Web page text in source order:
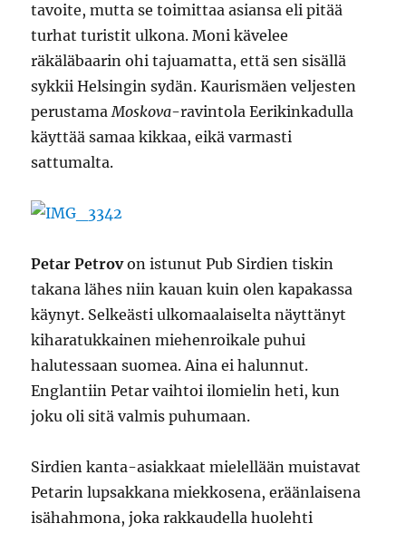
tavoite, mutta se toimittaa asiansa eli pitää
turhat turistit ulkona. Moni kävelee
räkäläbaarin ohi tajuamatta, että sen sisällä
sykkii Helsingin sydän. Kaurismäen veljesten
perustamaMoskova-ravintola Eerikinkadulla
käyttää samaa kikkaa, eikä varmasti
sattumalta.
Petar Petrovon istunut Pub Sirdien tiskin
takana lähes niin kauan kuin olen kapakassa
käynyt. Selkeästi ulkomaalaiselta näyttänyt
kiharatukkainen miehenroikale puhui
halutessaan suomea. Aina ei halunnut.
Englantiin Petar vaihtoi ilomielin heti, kun
joku oli sitä valmis puhumaan.
Sirdien kanta-asiakkaat mielellään muistavat
Petarin lupsakkana miekkosena, eräänlaisena
isähahmona, joka rakkaudella huolehti